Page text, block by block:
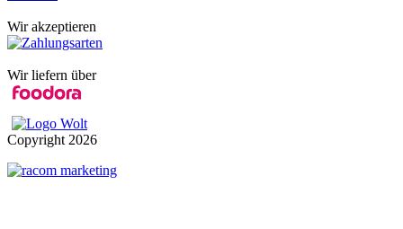
Wir akzeptieren
Wir liefern über
Copyright 2026